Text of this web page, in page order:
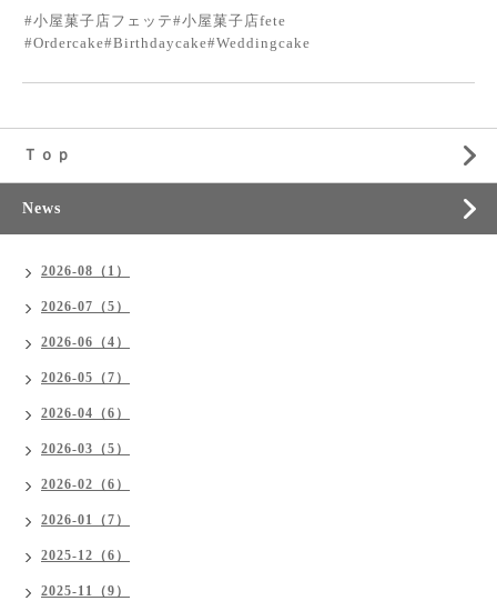
#小屋菓子店フェッテ#小屋菓子店fete
#Ordercake#Birthdaycake#Weddingcake
Ｔｏｐ
News
2026-08（1）
2026-07（5）
2026-06（4）
2026-05（7）
2026-04（6）
2026-03（5）
2026-02（6）
2026-01（7）
2025-12（6）
2025-11（9）